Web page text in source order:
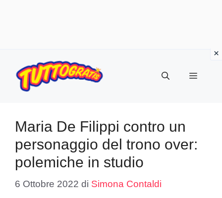
contenuto
Menu
Maria De Filippi contro un
personaggio del trono over:
polemiche in studio
6 Ottobre 2022 di Simona Contaldi